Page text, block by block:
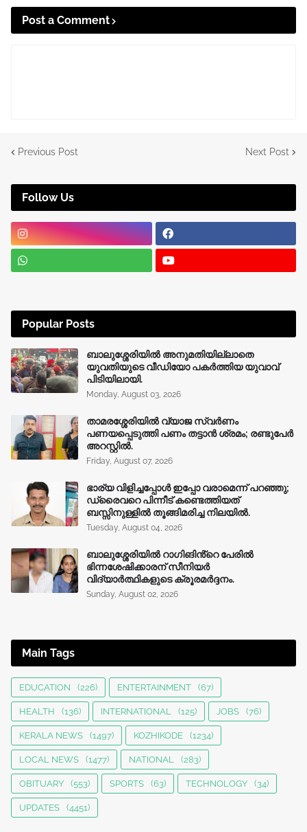
Post a Comment
Previous Post Next Post
Follow Us
Popular Posts
ബാലുശ്ശേരിയിൽ അനുമതിയില്ലാതെ
യുവതിയുടെ വീഡിയോ പകർത്തിയ യുവാവ്
പിടിയിലായി.
Monday, August 03, 2026
താമരശ്ശേരിയിൽ വ്യാജ സ്വർണം
പണയപ്പെടുത്തി പണം തട്ടാൻ ശ്രമം; രണ്ടുപേർ
അറസ്റ്റിൽ.
Friday, August 07, 2026
ഭാര്യ വിളിച്ചപ്പോള്‍ ഇപ്പോ വരാമെന്ന് പറഞ്ഞു;
ഡ്രൈവറെ പിന്നീട് കണ്ടെത്തിയത്
ബസ്സിനുള്ളില്‍ തൂങ്ങിമരിച്ച നിലയിൽ.
Tuesday, August 04, 2026
ബാലുശ്ശേരിയിൽ റാഗിങിൻ്റെ പേരിൽ
ഭിന്നശേഷിക്കാരന് സീനിയർ
വിദ്യാർത്ഥികളുടെ ക്രൂരമര്‍ദ്ദനം.
Sunday, August 02, 2026
Main Tags
EDUCATION (226) ENTERTAINMENT (67)
HEALTH (136) INTERNATIONAL (125) JOBS (76)
KERALA NEWS (1497) KOZHIKODE (1234)
LOCAL NEWS (1477) NATIONAL (283)
OBITUARY (553) SPORTS (63) TECHNOLOGY (34)
UPDATES (4451)